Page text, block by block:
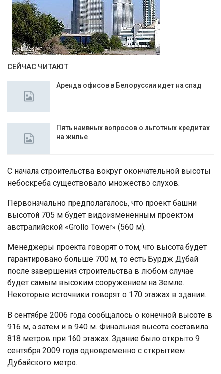
СЕЙЧАС ЧИТАЮТ
Аренда офисов в Белоруссии идет на спад
Пять наивных вопросов о льготных кредитах
на жилье
С начала строительства вокруг окончательной высоты
небоскрёба существовало множество слухов.
Первоначально предполагалось, что проект башни
высотой 705 м будет видоизмененным проектом
австралийской «Grollo Tower» (560 м).
Менеджеры проекта говорят о том, что высота будет
гарантировано больше 700 м, то есть Бурдж Дубай
после завершения строительства в любом случае
будет самым высоким сооружением на Земле.
Некоторые источники говорят о 170 этажах в здании.
В сентябре 2006 года сообщалось о конечной высоте в
916 м, а затем и в 940 м. Финальная высота составила
818 метров при 160 этажах. Здание было открыто 9
сентября 2009 года одновременно с открытием
Дубайского метро.